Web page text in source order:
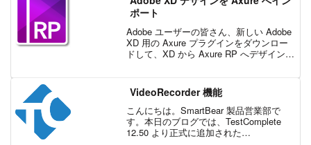
ポート
Adobe ユーザーの皆さん、新しい Adobe
XD 用の Axure プラグインをダウンロー
ドして、XD から Axure RP へデザインを
Axure RP ...
VideoRecorder 機能
こんにちは。SmartBear 製品営業部で
す。本日のブログでは、TestComplete
12.50 より正式に追加された